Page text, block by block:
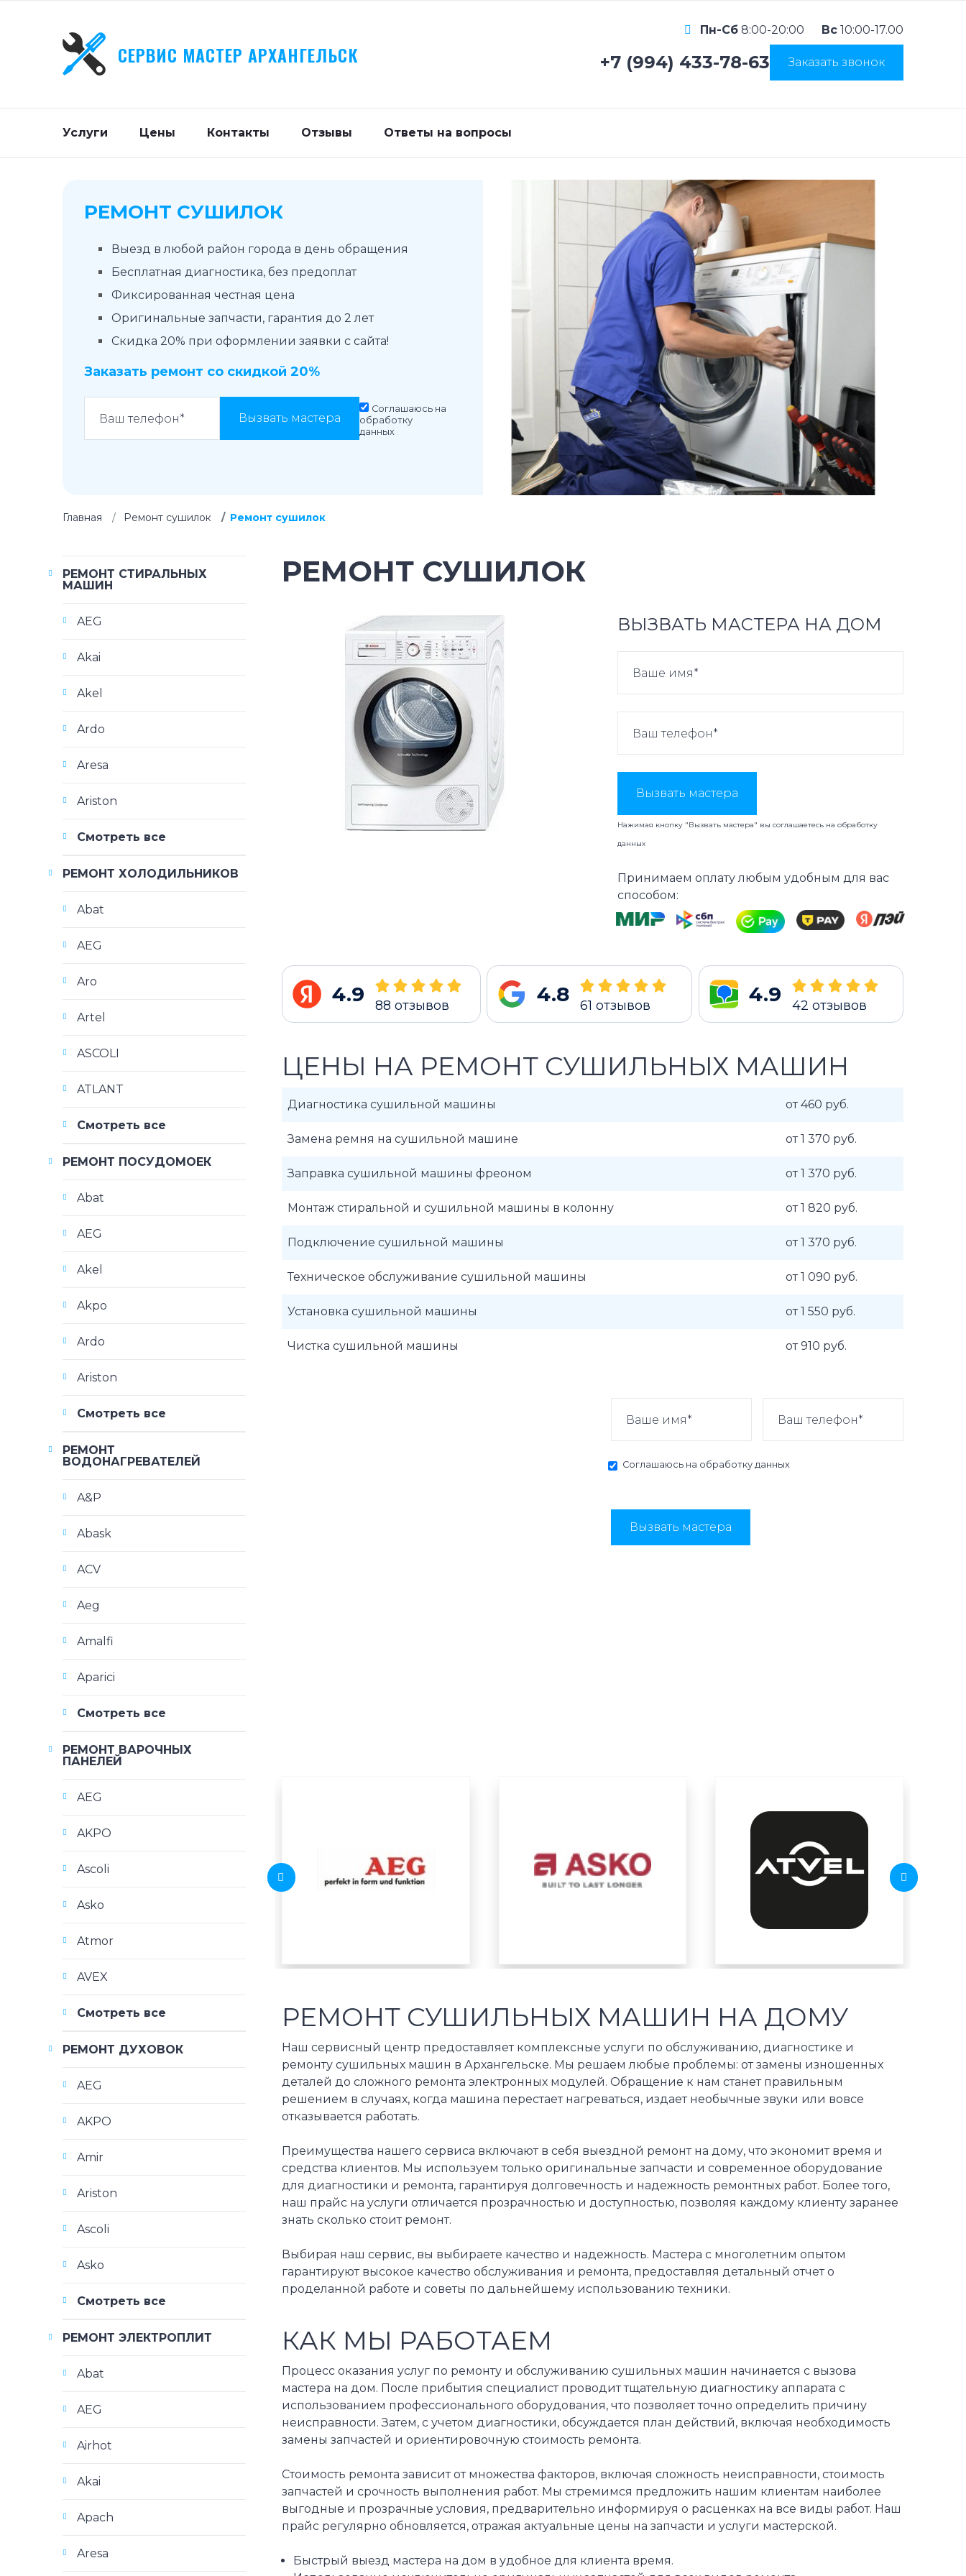
СЕРВИС МАСТЕР АРХАНГЕЛЬСК
Пн-Сб 8:00-20:00 Вс 10:00-17.00
+7 (994) 433-78-63 Заказать звонок
Услуги Цены Контакты Отзывы Ответы на вопросы
РЕМОНТ СУШИЛОК
Выезд в любой район города в день обращения
Бесплатная диагностика, без предоплат
Фиксированная честная цена
Оригинальные запчасти, гарантия до 2 лет
Скидка 20% при оформлении заявки с сайта!
Заказать ремонт со скидкой 20%
Вызвать мастера
Соглашаюсь на
обработку
данных
Главная Ремонт сушилок Ремонт сушилок
РЕМОНТ СУШИЛОК
ВЫЗВАТЬ МАСТЕРА НА ДОМ
Вызвать мастера
Нажимая кнопку "Вызвать мастера" вы соглашаетесь наобработку
данных
Принимаем оплату любым удобным для вас
способом:
4.9 88 отзывов 4.8 61 отзывов 4.9 42 отзывов
ЦЕНЫ НА РЕМОНТ СУШИЛЬНЫХ МАШИН
Диагностика сушильной машины от 460 руб.
Замена ремня на сушильной машине от 1 370 руб.
Заправка сушильной машины фреоном от 1 370 руб.
Монтаж стиральной и сушильной машины в колонну от 1 820 руб.
Подключение сушильной машины от 1 370 руб.
Техническое обслуживание сушильной машины от 1 090 руб.
Установка сушильной машины от 1 550 руб.
Чистка сушильной машины от 910 руб.
Соглашаюсь на обработку данных
Вызвать мастера
РЕМОНТ СУШИЛЬНЫХ МАШИН НА ДОМУ
Наш сервисный центр предоставляет комплексные услуги по обслуживанию, диагностике и
ремонту сушильных машин в Архангельске. Мы решаем любые проблемы: от замены изношенных
деталей до сложного ремонта электронных модулей. Обращение к нам станет правильным
решением в случаях, когда машина перестает нагреваться, издает необычные звуки или вовсе
отказывается работать.
Преимущества нашего сервиса включают в себя выездной ремонт на дому, что экономит время и
средства клиентов. Мы используем только оригинальные запчасти и современное оборудование
для диагностики и ремонта, гарантируя долговечность и надежность ремонтных работ. Более того,
наш прайс на услуги отличается прозрачностью и доступностью, позволяя каждому клиенту заранее
знать сколько стоит ремонт.
Выбирая наш сервис, вы выбираете качество и надежность. Мастера с многолетним опытом
гарантируют высокое качество обслуживания и ремонта, предоставляя детальный отчет о
проделанной работе и советы по дальнейшему использованию техники.
КАК МЫ РАБОТАЕМ
Процесс оказания услуг по ремонту и обслуживанию сушильных машин начинается с вызова
мастера на дом. После прибытия специалист проводит тщательную диагностику аппарата с
использованием профессионального оборудования, что позволяет точно определить причину
неисправности. Затем, с учетом диагностики, обсуждается план действий, включая необходимость
замены запчастей и ориентировочную стоимость ремонта.
Стоимость ремонта зависит от множества факторов, включая сложность неисправности, стоимость
запчастей и срочность выполнения работ. Мы стремимся предложить нашим клиентам наиболее
выгодные и прозрачные условия, предварительно информируя о расценках на все виды работ. Наш
прайс регулярно обновляется, отражая актуальные цены на запчасти и услуги мастерской.
Быстрый выезд мастера на дом в удобное для клиента время.
РЕМОНТ СТИРАЛЬНЫХ
МАШИН
AEG
Akai
Akel
Ardo
Aresa
Ariston
Смотреть все
РЕМОНТ ХОЛОДИЛЬНИКОВ
Abat
AEG
Aro
Artel
ASCOLI
ATLANT
Смотреть все
РЕМОНТ ПОСУДОМОЕК
Abat
AEG
Akel
Akpo
Ardo
Ariston
Смотреть все
РЕМОНТ
ВОДОНАГРЕВАТЕЛЕЙ
A&P
Abask
ACV
Aeg
Amalfi
Aparici
Смотреть все
РЕМОНТ ВАРОЧНЫХ
ПАНЕЛЕЙ
AEG
AKPO
Ascoli
Asko
Atmor
AVEX
Смотреть все
РЕМОНТ ДУХОВОК
AEG
AKPO
Amir
Ariston
Ascoli
Asko
Смотреть все
РЕМОНТ ЭЛЕКТРОПЛИТ
Abat
AEG
Airhot
Akai
Apach
Aresa